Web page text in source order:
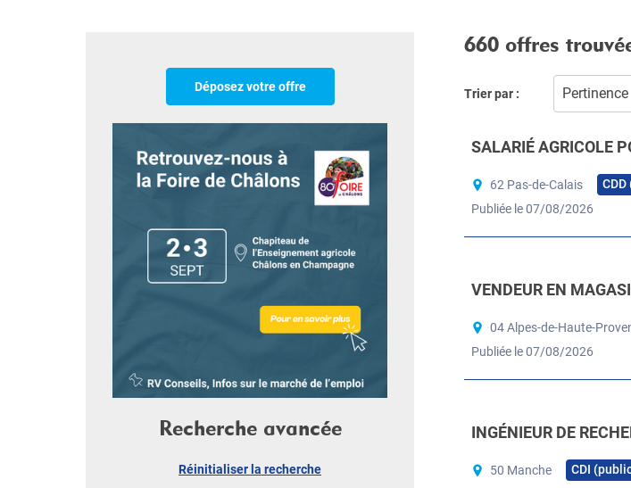
Déposez votre offre
Recherche avancée
Réinitialiser la recherche
660 offres
Trier par : Pertinence
SALARIÉ AGRICOLE
62 Pas-de-Calais
Publiée le 07/08/2026
VENDEUR EN
04 Alpes-de-Haute-
Publiée le 07/08/2026
INGÉNIEUR DE
50 Manche CDI